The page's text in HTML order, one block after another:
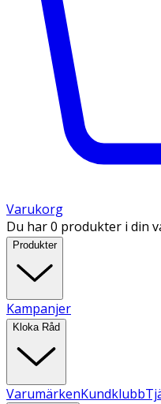
Varukorg
Du har 0 produkter i din
Produkter
Kampanjer
Kloka Råd
VarumärkenKundklubb